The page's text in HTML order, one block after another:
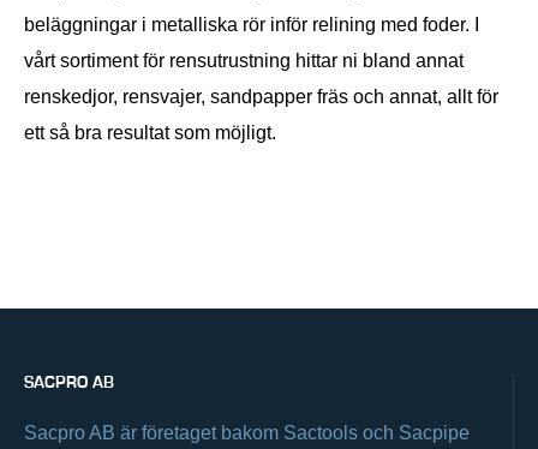
beläggningar i metalliska rör inför relining med foder. I
vårt sortiment för rensutrustning hittar ni bland annat
renskedjor, rensvajer, sandpapper fräs och annat, allt för
ett så bra resultat som möjligt.
SACPRO AB
Sacpro AB är företaget bakom Sactools och Sacpipe